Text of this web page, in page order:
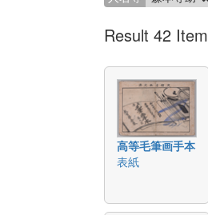
Result 42 Item
高等毛筆画手本
表紙